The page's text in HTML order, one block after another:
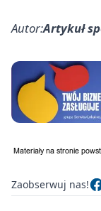
Autor:Artykuł
Zaobserwuj nas!